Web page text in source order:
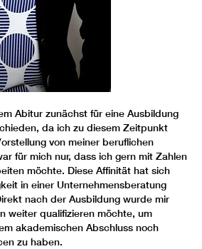
Abitur zunächst für eine Ausbildung
da ich zu diesem Zeitpunkt
von meiner beruflichen
für mich nur, dass ich gern mit Zahlen
möchte. Diese Affinität hat sich
in einer Unternehmensberatung
nach der Ausbildung wurde mir
weiter qualifizieren möchte, um
akademischen Abschluss noch
zu haben.